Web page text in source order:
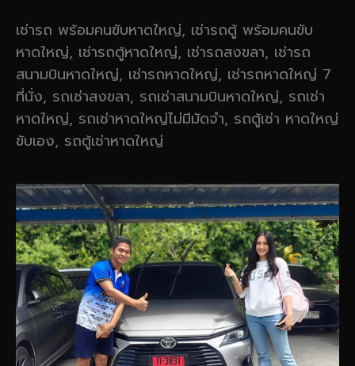
เช่ารถ พร้อมคนขับหาดใหญ่, เช่ารถตู้ พร้อมคนขับ
หาดใหญ่, เช่ารถตู้หาดใหญ่, เช่ารถสงขลา, เช่ารถ
สนามบินหาดใหญ่, เช่ารถหาดใหญ่, เช่ารถหาดใหญ่ 7
ที่นั่ง, รถเช่าสงขลา, รถเช่าสนามบินหาดใหญ่, รถเช่า
หาดใหญ่, รถเช่าหาดใหญ่ไม่มีมัดจำ, รถตู้เช่า หาดใหญ่
ขับเอง, รถตู้เช่าหาดใหญ่